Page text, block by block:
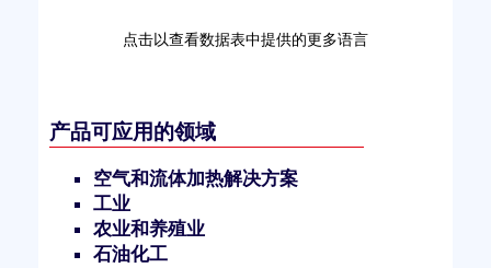
点击以查看数据表中提供的更多语言
产品可应用的领域
空气和流体加热解决方案
工业
农业和养殖业
石油化工